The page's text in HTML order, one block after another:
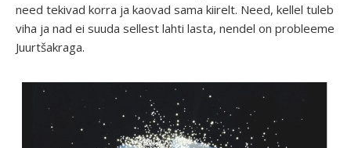
need tekivad korra ja kaovad sama kiirelt. Need, kellel tuleb
viha ja nad ei suuda sellest lahti lasta, nendel on probleeme
Juurtšakraga.